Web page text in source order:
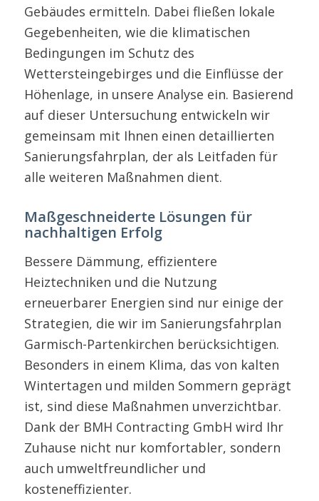
Gebäudes ermitteln. Dabei fließen lokale
Gegebenheiten, wie die klimatischen
Bedingungen im Schutz des
Wettersteingebirges und die Einflüsse der
Höhenlage, in unsere Analyse ein. Basierend
auf dieser Untersuchung entwickeln wir
gemeinsam mit Ihnen einen detaillierten
Sanierungsfahrplan, der als Leitfaden für
alle weiteren Maßnahmen dient.
Maßgeschneiderte Lösungen für
nachhaltigen Erfolg
Bessere Dämmung, effizientere
Heiztechniken und die Nutzung
erneuerbarer Energien sind nur einige der
Strategien, die wir im Sanierungsfahrplan
Garmisch-Partenkirchen berücksichtigen.
Besonders in einem Klima, das von kalten
Wintertagen und milden Sommern geprägt
ist, sind diese Maßnahmen unverzichtbar.
Dank der BMH Contracting GmbH wird Ihr
Zuhause nicht nur komfortabler, sondern
auch umweltfreundlicher und
kosteneffizienter.